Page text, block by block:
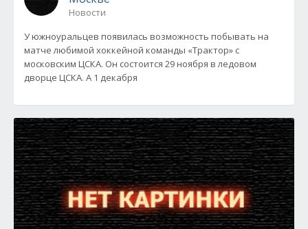
Новости
У южноуральцев появилась возможность побывать на
матче любимой хоккейной команды «Трактор» с
московским ЦСКА. Он состоится 29 ноября в ледовом
дворце ЦСКА. А 1 декабря